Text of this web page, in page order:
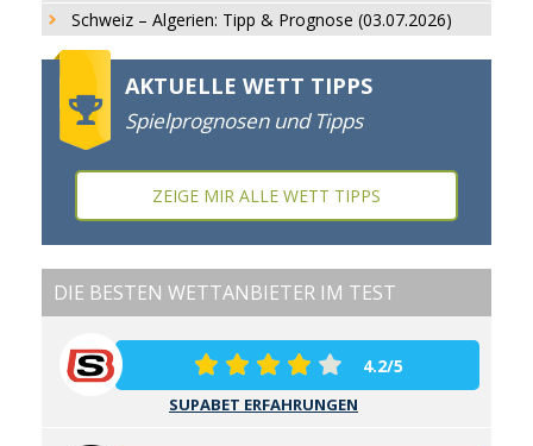
Schweiz – Algerien: Tipp & Prognose (03.07.2026)
AKTUELLE WETT TIPPS
Spielprognosen und Tipps
ZEIGE MIR ALLE WETT TIPPS
DIE BESTEN WETTANBIETER IM TEST
4.2/5
SUPABET ERFAHRUNGEN